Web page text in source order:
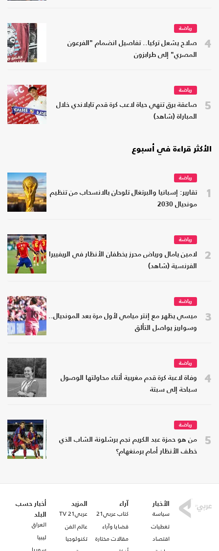
4
رياضة
صلاح يشعل تركيا.. تفاصيل انضمام "الفرعون
المصري" إلى طرابزون
5
رياضة
صاعقة برق تنهي حياة لاعب كرة قدم تايلاندي خلال
المباراة (شاهد)
الأكثر قراءة في أسبوع
1
رياضة
تقارير: إسبانيا والبرتغال تلوحان بالانسحاب من تنظيم
مونديال 2030
2
رياضة
لامين يامال ورياض محرز يخطفان الأنظار في الريفييرا
الفرنسية (شاهد)
3
رياضة
ميسي يظهر مع إنتر ميامي لأول مرة بعد المونديال..
وسواريز يواصل التألق
4
رياضة
وفاة لاعبة كرة قدم مغربية أثناء محاولتها الوصول
سباحة إلى سبتة
5
رياضة
من هو حمزة عبد الكريم نجم برشلونة الشاب الذي
خطف الأنظار أمام برمنغهام؟
الأخبار
سياسة
تغطيات
اقتصاد
آراء
كتاب عربي21
قضايا وآراء
مقالات مختارة
المزيد
عربي21 TV
عالم الفن
تكنولوجيا
أخبار حسب
البلد
العراق
ليبيا